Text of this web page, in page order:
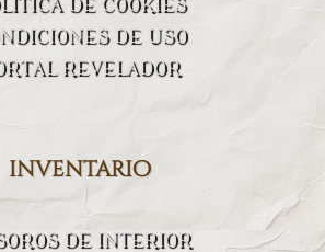
DE USO
REVELADOR
inventario
DE INTERIOR